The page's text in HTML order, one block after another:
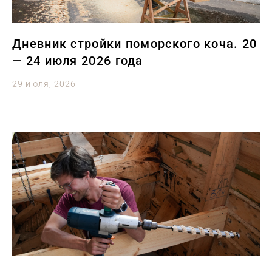
Дневник стройки поморского коча. 20
— 24 июля 2026 года
29 июля, 2026